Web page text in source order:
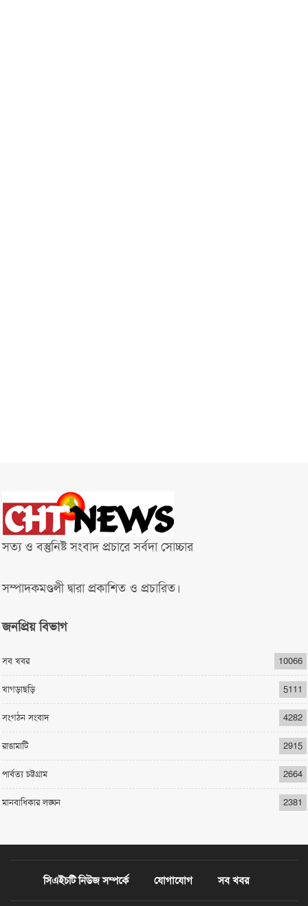
সত্য ও বস্তুনিষ্ট সংবাদ প্রচারে সর্বদা সোচ্চার
সম্পাদকমণ্ডলী দ্বারা প্রকাশিত ও প্রচারিত।
জনপ্রিয় বিভাগ
সব খবর 10066
খাগড়াছড়ি 5111
সংগঠন সংবাদ 4282
রাঙামাটি 2915
পার্বত্য চট্টগ্রাম 2664
মানবাধিকার লঙ্ঘন 2381
সিএইচটি নিউজ সম্পর্কে যোগাযোগ সব খবর